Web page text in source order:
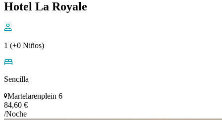
Hotel La Royale
1 (+0 Niños)
Sencilla
Martelarenplein 6
84,60 €
/Noche